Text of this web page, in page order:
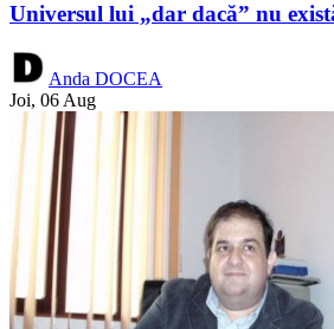
Universul lui „dar dacă” nu
Anda DOCEA
Joi, 06 Aug